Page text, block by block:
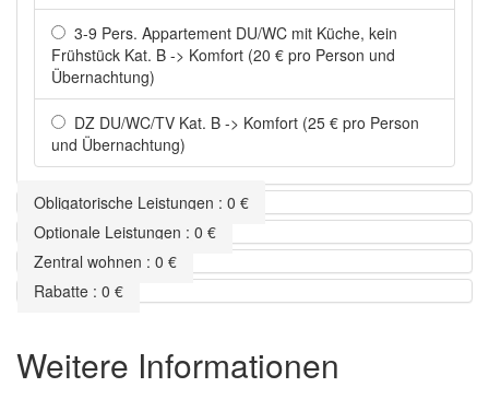
3-9 Pers. Appartement DU/WC mit Küche, kein
Frühstück Kat. B -> Komfort (20 € pro Person und
Übernachtung)
DZ DU/WC/TV Kat. B -> Komfort (25 € pro Person
und Übernachtung)
Obligatorische Leistungen : 0 €
Optionale Leistungen : 0 €
Zentral wohnen : 0 €
Rabatte : 0 €
Weitere Informationen